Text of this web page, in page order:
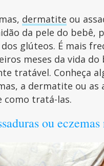
dermatite ou
da pele do bebê,
dos glúteos. É mais
meses da vida do
tratável. Conheça
a dermatite ou as
como tratá-las.
ou eczemas